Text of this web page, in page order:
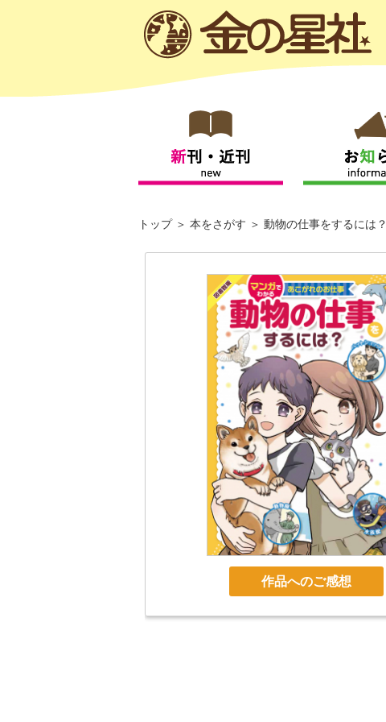
トップ 本をさがす 動物の仕事をするには？
作品へのご感想